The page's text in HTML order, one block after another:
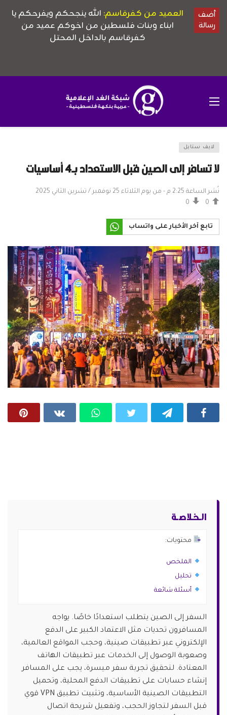
لايف ستايل
لا تسافر إلى الصين قبل الاستعداد بـ4 أساسيات
نُشر الساعة 2:25 م - من يوم الثلاثاء 25 نوفمبر / تشرين الثاني 2025
0
0
تابع آخر الأخبار على واتساب
الـخـلاصـة
محتويات:
الملخص
تحليل
أسئلة شائعة
السفر إلى الصين يتطلب استعدادًا خاصًا. يواجه
المسافرون تحديات مثل الاعتماد الكبير على الدفع
الإلكتروني عبر تطبيقات صينية، وحجب المواقع العالمية،
وصعوبة الوصول إلى الخدمات عبر تطبيقات الهاتف
المعتادة. لتحقيق تجربة سفر ميسرة، يجب على المسافر
إنشاء حسابات على تطبيقات الدفع المحلية، وتحميل
التطبيقات الصينية الأساسية، وتثبيت تطبيق VPN قوي
قبل السفر لتجاوز الحجب، وتفعيل شريحة اتصال